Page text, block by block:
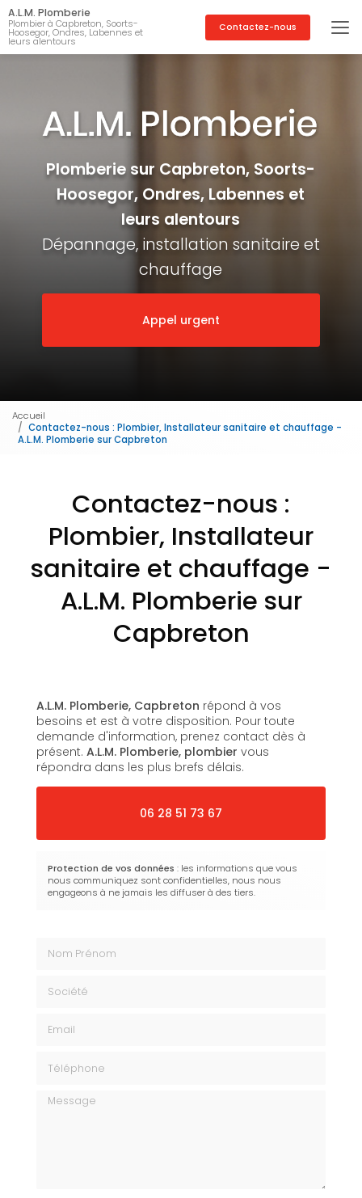
Aller
au
contenu
principal
A.L.M. Plomberie
Plombier à Capbreton, Soorts-
Hoosegor, Ondres, Labennes et
leurs alentours
Contactez-nous
Plomberie sur Capbreton, Soorts-
Hoosegor, Ondres, Labennes et
leurs alentours
Dépannage, installation sanitaire et
chauffage
Appel urgent
Accueil
Contactez-nous : Plombier, Installateur sanitaire et chauffage -
A.L.M. Plomberie sur Capbreton
Contactez-nous :
Plombier, Installateur
sanitaire et chauffage -
A.L.M. Plomberie sur
Capbreton
A.L.M. Plomberie, Capbreton répond à vos
besoins et est à votre disposition. Pour toute
demande d'information, prenez contact dès à
présent. A.L.M. Plomberie, plombier vous
répondra dans les plus brefs délais.
06 28 51 73 67
Protection de vos données : les informations que vous
nous communiquez sont confidentielles, nous nous
engageons à ne jamais les diffuser à des tiers.
Message